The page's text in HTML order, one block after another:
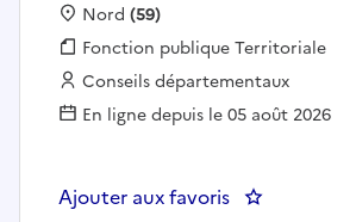
Localisation :
Nord (59)
Fonction publique :
Fonction publique Territoriale
Employeur :
Conseils départementaux
En ligne depuis le 05 août 2026
Ajouter aux favoris : Agent